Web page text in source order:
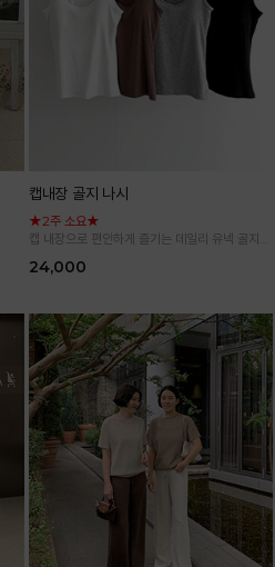
캡내장 골지 나시
★2주 소요★
캡 내장으로 편안하게 즐기는 데일리 유넥 골지
24,000